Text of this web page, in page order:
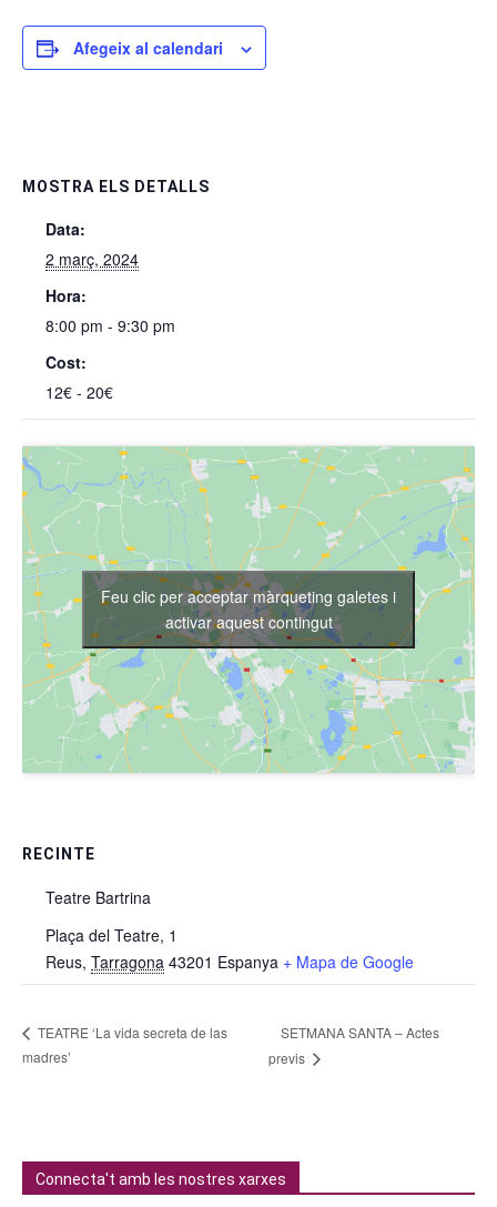
Afegeix al calendari
MOSTRA ELS DETALLS
Data:
2 març, 2024
Hora:
8:00 pm - 9:30 pm
Cost:
12€ - 20€
RECINTE
Teatre Bartrina
Plaça del Teatre, 1
Reus, Tarragona 43201 Espanya + Mapa de Google
Feu clic per acceptar màrqueting galetes i
activar aquest contingut
TEATRE ‘La vida secreta de las
madres’
SETMANA SANTA – Actes
previs
Connecta't amb les nostres xarxes